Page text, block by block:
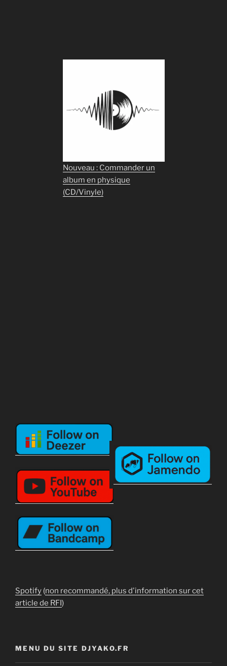
Nouveau : Commander un
album en physique
(CD/Vinyle)
Spotify (non recommandé, plus d'information sur cet
article de RFI )
MENU DU SITE DJYAKO.FR